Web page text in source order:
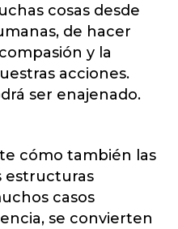
cosas desde
de hacer
y la
acciones.
ser enajenado.
cómo también las
estructuras
casos
se convierten